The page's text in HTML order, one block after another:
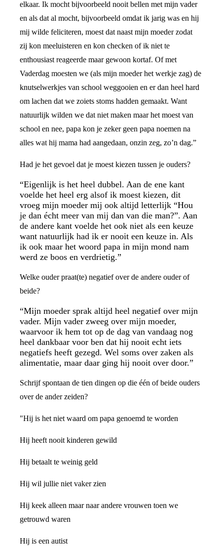
elkaar. Ik mocht bijvoorbeeld nooit bellen met mijn vader
en als dat al mocht, bijvoorbeeld omdat ik jarig was en hij
mij wilde feliciteren, moest dat naast mijn moeder zodat
zij kon meeluisteren en kon checken of ik niet te
enthousiast reageerde maar gewoon kortaf. Of met
Vaderdag moesten we (als mijn moeder het werkje zag) de
knutselwerkjes van school weggooien en er dan heel hard
om lachen dat we zoiets stoms hadden gemaakt. Want
natuurlijk wilden we dat niet maken maar het moest van
school en nee, papa kon je zeker geen papa noemen na
alles wat hij mama had aangedaan, onzin zeg, zo’n dag.”
Had je het gevoel dat je moest kiezen tussen je ouders?
“Eigenlijk is het heel dubbel. Aan de ene kant
voelde het heel erg alsof ik moest kiezen, dit
vroeg mijn moeder mij ook altijd letterlijk “Hou
je dan écht meer van mij dan van die man?”. Aan
de andere kant voelde het ook niet als een keuze
want natuurlijk had ik er nooit een keuze in. Als
ik ook maar het woord papa in mijn mond nam
werd ze boos en verdrietig.”
Welke ouder praat(te) negatief over de andere ouder of
beide?
“Mijn moeder sprak altijd heel negatief over mijn
vader. Mijn vader zweeg over mijn moeder,
waarvoor ik hem tot op de dag van vandaag nog
heel dankbaar voor ben dat hij nooit echt iets
negatiefs heeft gezegd. Wel soms over zaken als
alimentatie, maar daar ging hij nooit over door.”
Schrijf spontaan de tien dingen op die één of beide ouders
over de ander zeiden?
"Hij is het niet waard om papa genoemd te worden
Hij heeft nooit kinderen gewild
Hij betaalt te weinig geld
Hij wil jullie niet vaker zien
Hij keek alleen maar naar andere vrouwen toen we
getrouwd waren
Hij is een autist